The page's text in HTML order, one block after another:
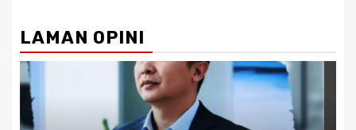
LAMAN OPINI